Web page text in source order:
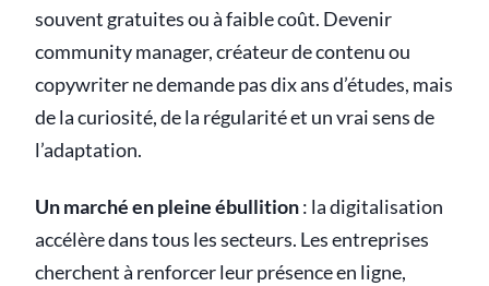
souvent gratuites ou à faible coût. Devenir
community manager, créateur de contenu ou
copywriter ne demande pas dix ans d’études, mais
de la curiosité, de la régularité et un vrai sens de
l’adaptation.
Un marché en pleine ébullition: la digitalisation
accélère dans tous les secteurs. Les entreprises
cherchent à renforcer leur présence en ligne,